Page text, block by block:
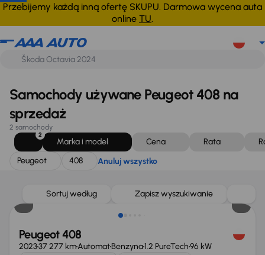
Przebijemy każdą inną ofertę SKUPU. Darmowa wycena auta
online TU.
Peugeot 408 Anuluj wszystko
Samochody używane Peugeot 408 na
sprzedaż
2 samochody
2
Marka i model Cena Rata
Peugeot
408 Anuluj wszystko
Sortuj według Zapisz wyszukiwanie
Peugeot 408
202337 277 kmAutomatBenzyna1.2 PureTech96 kW